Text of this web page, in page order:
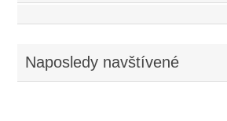
Naposledy navštívené